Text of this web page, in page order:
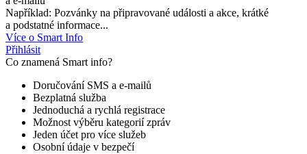
Například: Pozvánky na připravované události a akce, krátké
a podstatné informace...
Více o Smart Info
Přihlásit
Co znamená Smart info?
Doručování SMS a e-mailů
Bezplatná služba
Jednoduchá a rychlá registrace
Možnost výběru kategorií zpráv
Jeden účet pro více služeb
Osobní údaje v bezpečí